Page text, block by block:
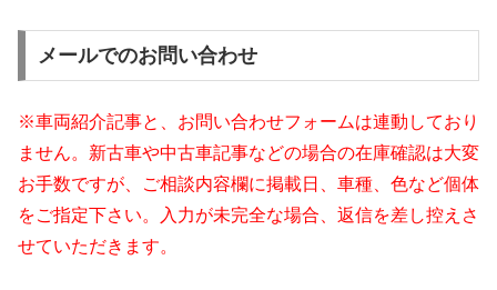
メールでのお問い合わせ
※車両紹介記事と、お問い合わせフォームは連動しており
ません。新古車や中古車記事などの場合の在庫確認は大変
お手数ですが、ご相談内容欄に掲載日、車種、色など個体
をご指定下さい。入力が未完全な場合、返信を差し控えさ
せていただきます。